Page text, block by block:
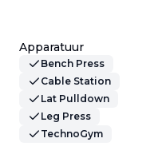
Apparatuur
Bench Press
Cable Station
Lat Pulldown
Leg Press
TechnoGym